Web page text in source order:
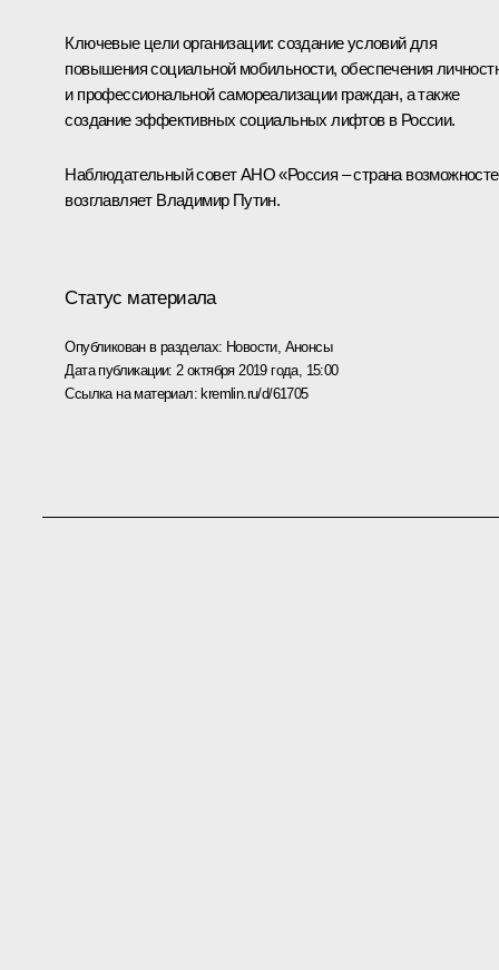
Ключевые цели организации: создание условий для
повышения социальной мобильности, обеспечения
и профессиональной самореализации граждан, а также
создание эффективных социальных лифтов в России.
Наблюдательный совет АНО «Россия – страна
возглавляет Владимир Путин.
Статус материала
Опубликован в разделах: Новости, Анонсы
Дата публикации: 2 октября 2019 года, 15:00
Ссылка на материал:kremlin.ru/d/61705